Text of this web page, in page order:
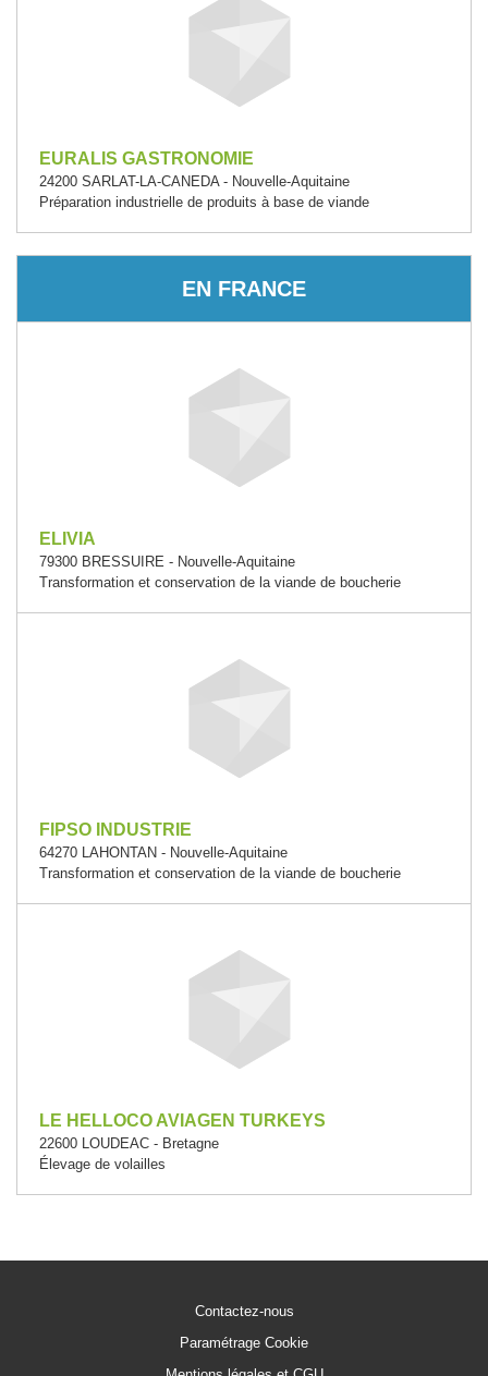
EURALIS GASTRONOMIE
24200 SARLAT-LA-CANEDA - Nouvelle-Aquitaine
Préparation industrielle de produits à base de viande
EN FRANCE
ELIVIA
79300 BRESSUIRE - Nouvelle-Aquitaine
Transformation et conservation de la viande de boucherie
FIPSO INDUSTRIE
64270 LAHONTAN - Nouvelle-Aquitaine
Transformation et conservation de la viande de boucherie
LE HELLOCO AVIAGEN TURKEYS
22600 LOUDEAC - Bretagne
Élevage de volailles
Contactez-nous
Paramétrage Cookie